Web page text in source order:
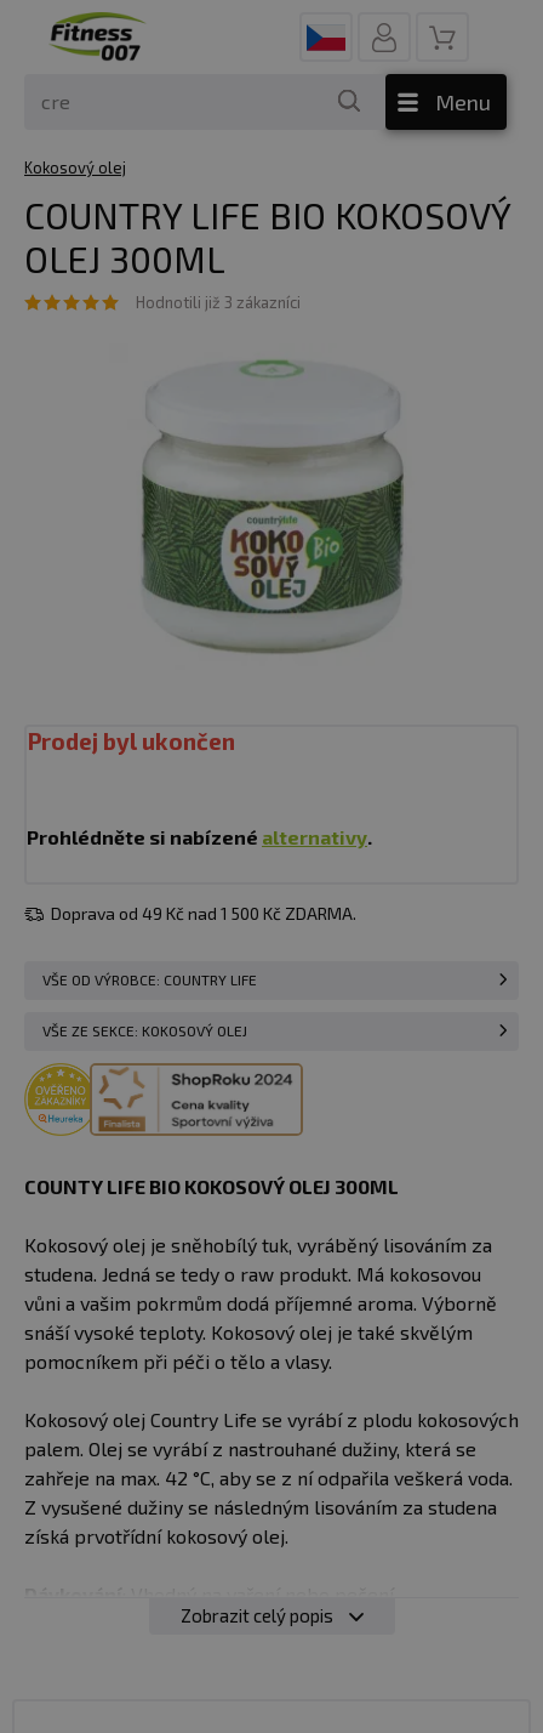
Menu
Kokosový olej
COUNTRY LIFE BIO KOKOSOVÝ
OLEJ 300ML
Hodnotili již 3 zákazníci
Prodej byl ukončen
Prohlédněte si nabízené alternativy.
Doprava od 49 Kč nad 1 500 Kč ZDARMA.
VŠE OD VÝROBCE: COUNTRY LIFE
VŠE ZE SEKCE: KOKOSOVÝ OLEJ
COUNTY LIFE BIO KOKOSOVÝ OLEJ 300ML
Kokosový olej je sněhobílý tuk, vyráběný lisováním za
studena. Jedná se tedy o raw produkt. Má kokosovou
vůni a vašim pokrmům dodá příjemné aroma. Výborně
snáší vysoké teploty. Kokosový olej je také skvělým
pomocníkem při péči o tělo a vlasy.
Kokosový olej Country Life se vyrábí z plodu kokosových
palem. Olej se vyrábí z nastrouhané dužiny, která se
zahřeje na max. 42 °C, aby se z ní odpařila veškerá voda.
Z vysušené dužiny se následným lisováním za studena
získá prvotřídní kokosový olej.
Zobrazit celý popis